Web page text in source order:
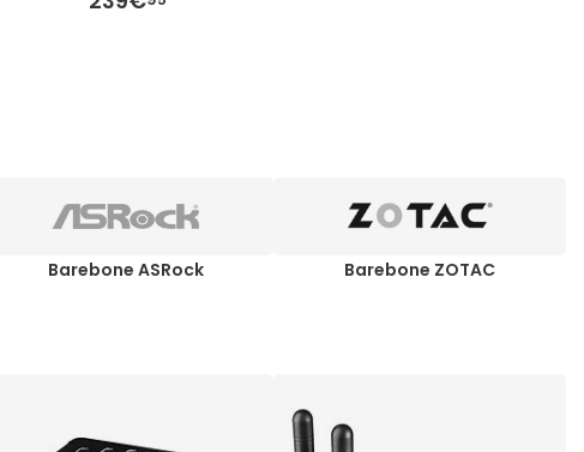
Barebone ASRock Barebone ZOTAC